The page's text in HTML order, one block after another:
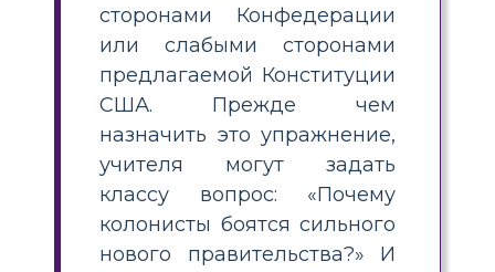
сторонами Конфедерации
или слабыми сторонами
предлагаемой Конституции
США. Прежде чем
назначить это упражнение,
учителя могут задать
классу вопрос: «Почему
колонисты боятся сильного
нового правительства?» И